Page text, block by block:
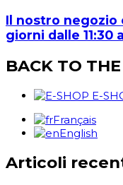
Il nostro
giorni dalle 11:30
BACK TO
E-
Français
English
Articoli